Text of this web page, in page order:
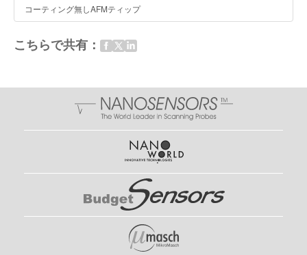
コーティング無しAFMティップ
こちらで共有：